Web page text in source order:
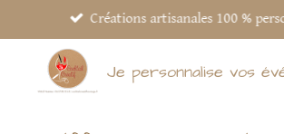
au
contenu
principal
Je personnalise vos
Créations artisanales 100 %